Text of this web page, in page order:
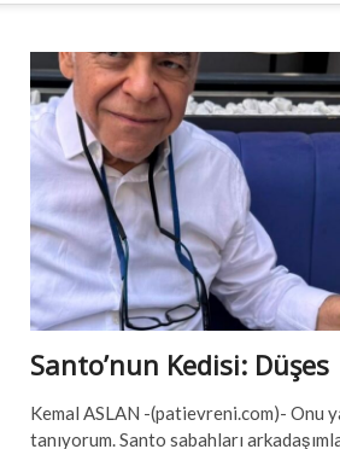
Santo’nun Kedisi: Düşes
Kemal ASLAN -(patievreni.com)- Onu
tanıyorum. Santo sabahları